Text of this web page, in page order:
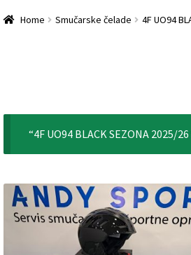
Home Checkout Košarica Leanpay Info
Home Smučarske čelade 4F UO94
“4F UO94 BLACK SEZONA 2025/